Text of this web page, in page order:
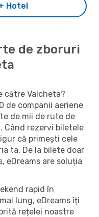
Hotel
de zboruri
către Valcheta?
de companii aeriene
de mii de rute de
Când rezervi biletele
că primești cele
ta. De la bilete doar
eDreams are soluția
rapid în
lung, eDreams îți
rețelei noastre